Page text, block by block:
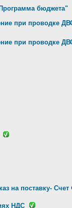
бюджета"
при проводке
при проводке
на поставку- Счет
НДС